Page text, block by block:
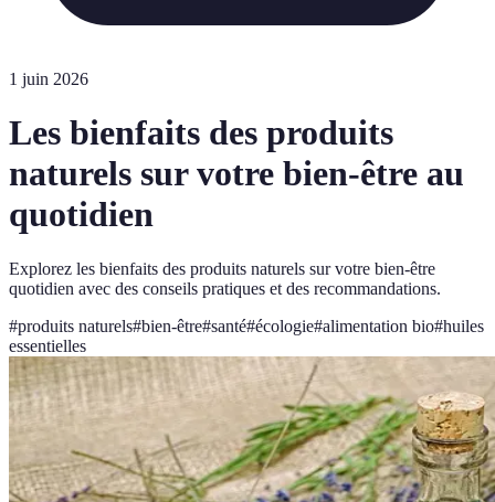
1 juin 2026
Les bienfaits des produits
naturels sur votre bien-être au
quotidien
Explorez les bienfaits des produits naturels sur votre bien-être
quotidien avec des conseils pratiques et des recommandations.
#produits naturels#bien-être#santé#écologie#alimentation bio#huiles
essentielles